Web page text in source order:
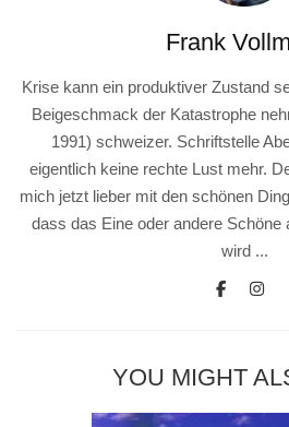
Frank
Krise kann ein produktiver Zustand
Beigeschmack der Katastrophe
1991) schweizer. Schriftstelle
eigentlich keine rechte Lust mehr.
mich jetzt lieber mit den schönen
dass das Eine oder andere Schöne
wird ...
YOU MIGHT